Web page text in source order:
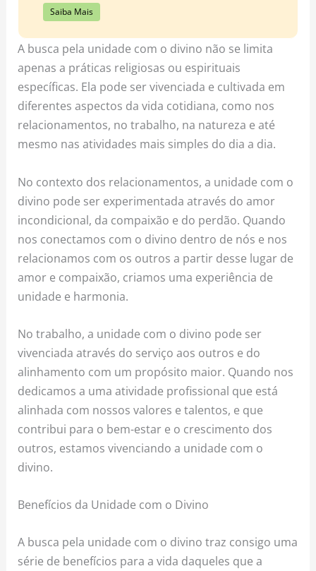
Saiba Mais
A busca pela unidade com o divino não se limita
apenas a práticas religiosas ou espirituais
específicas. Ela pode ser vivenciada e cultivada em
diferentes aspectos da vida cotidiana, como nos
relacionamentos, no trabalho, na natureza e até
mesmo nas atividades mais simples do dia a dia.
No contexto dos relacionamentos, a unidade com o
divino pode ser experimentada através do amor
incondicional, da compaixão e do perdão. Quando
nos conectamos com o divino dentro de nós e nos
relacionamos com os outros a partir desse lugar de
amor e compaixão, criamos uma experiência de
unidade e harmonia.
No trabalho, a unidade com o divino pode ser
vivenciada através do serviço aos outros e do
alinhamento com um propósito maior. Quando nos
dedicamos a uma atividade profissional que está
alinhada com nossos valores e talentos, e que
contribui para o bem-estar e o crescimento dos
outros, estamos vivenciando a unidade com o
divino.
Benefícios da Unidade com o Divino
A busca pela unidade com o divino traz consigo uma
série de benefícios para a vida daqueles que a